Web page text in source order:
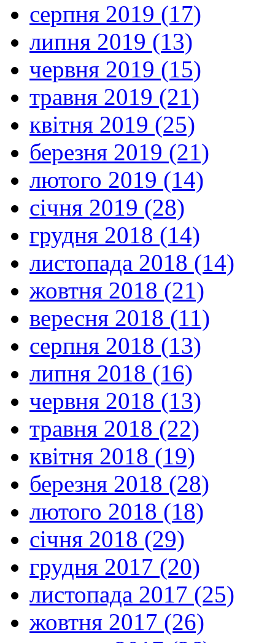
серпня 2019 (17)
липня 2019 (13)
червня 2019 (15)
травня 2019 (21)
квітня 2019 (25)
березня 2019 (21)
лютого 2019 (14)
січня 2019 (28)
грудня 2018 (14)
листопада 2018 (14)
жовтня 2018 (21)
вересня 2018 (11)
серпня 2018 (13)
липня 2018 (16)
червня 2018 (13)
травня 2018 (22)
квітня 2018 (19)
березня 2018 (28)
лютого 2018 (18)
січня 2018 (29)
грудня 2017 (20)
листопада 2017 (25)
жовтня 2017 (26)